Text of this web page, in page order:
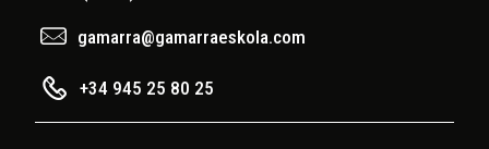
gamarra@gamarraeskola.com
+34 945 25 80 25